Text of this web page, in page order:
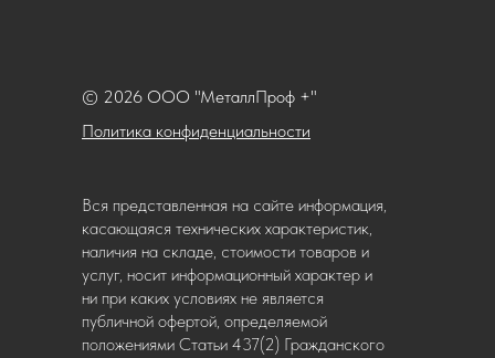
Политика конфиденциальности
© 2026 ООО "МеталлПроф +"
Вся представленная на сайте информация,
касающаяся технических характеристик,
наличия на складе, стоимости товаров и
услуг, носит информационный характер и
ни при каких условиях не является
публичной офертой, определяемой
положениями Статьи 437(2) Гражданского